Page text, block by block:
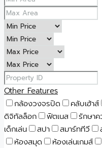
Other Features
กล้องวงจรปิด
คลับเฮ้าส์
ดิจิทัลล็อก
ฟิตเนส รักษา
เด็กเล่น
สปา สมาร์ททีวี
ห้องสมุด
ห้องเล่นเกมส์